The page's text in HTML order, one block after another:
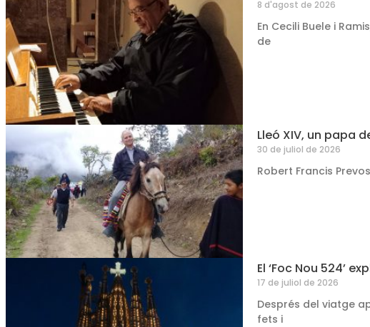
8 d'agost de 2026
En Cecili Buele i
de
Lleó XIV, un papa
30 de juliol de 2026
Robert Francis
El ‘Foc Nou 524’
17 de juliol de 2026
Després del viatge
fets i